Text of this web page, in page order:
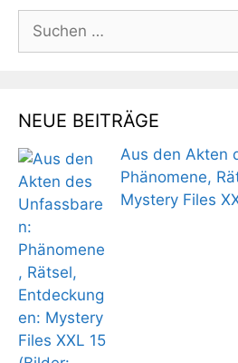
Suchen
nach:
NEUE BEITRÄGE
Aus den Akten
Phänomene,
Mystery Files